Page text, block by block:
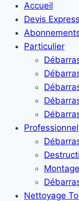
Accueil
Devis Express
Particulier
Professionnel
Nettoyage